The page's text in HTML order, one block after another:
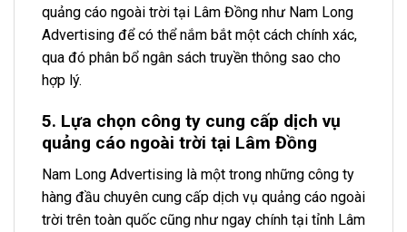
quảng cáo ngoài trời tại Lâm Đồng như Nam Long
Advertising để có thể nắm bắt một cách chính xác,
qua đó phân bổ ngân sách truyền thông sao cho
hợp lý.
5. Lựa chọn công ty cung cấp dịch vụ
quảng cáo ngoài trời tại Lâm Đồng
Nam Long Advertising là một trong những công ty
hàng đầu chuyên cung cấp dịch vụ quảng cáo ngoài
trời trên toàn quốc cũng như ngay chính tại tỉnh Lâm